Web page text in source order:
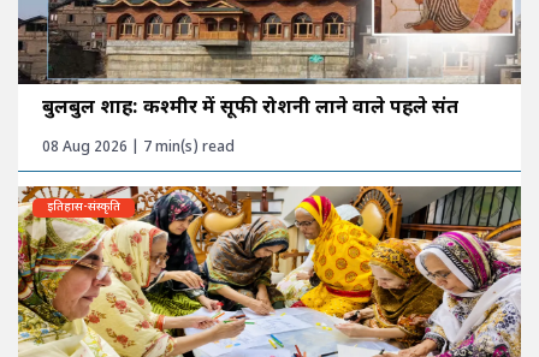
बुलबुल शाह: कश्मीर में सूफी रोशनी लाने वाले पहले संत
08 Aug 2026 | 7 min(s) read
इतिहास-संस्कृति